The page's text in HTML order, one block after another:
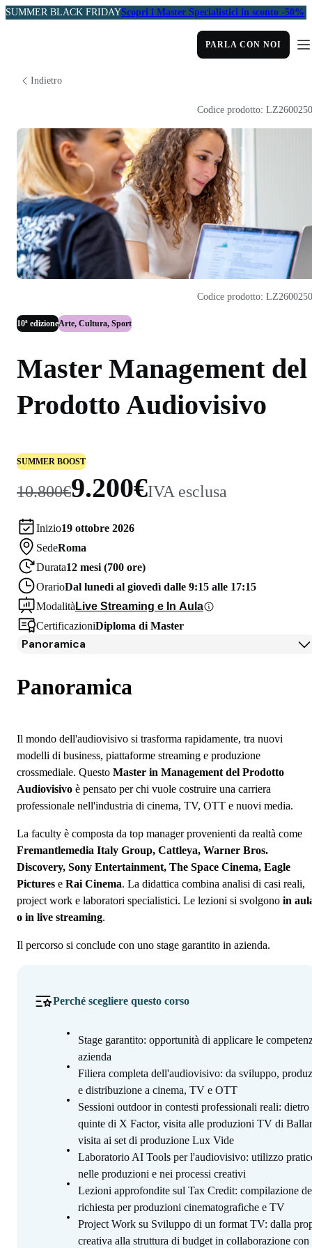
SUMMER BLACK FRIDAYScopri i Master Specialistici in sconto -50%
PARLA CON NOI
Indietro
10ª edizioneArte, Cultura, Sport
Master Management del
Prodotto Audiovisivo
SUMMER BOOST
10.800€9.200€IVA esclusa
Inizio19 ottobre 2026
SedeRoma
Durata12 mesi (700 ore)
OrarioDal lunedì al giovedì dalle 9:15 alle 17:15
Modalità Live Streaming e In Aula
CertificazioniDiploma di Master
Codice prodotto:
Codice prodotto:
Panoramica
Programma
Docenti
Testimonianze Alumni
Iscrizione
Borse di studio e finanziamenti
Open Day
Domande frequenti
Panoramica
Il mondo dell'audiovisivo si trasforma rapidamente, tra nuovi
modelli di business, piattaforme streaming e produzione
crossmediale. Questo Master in Management del Prodotto
Audiovisivo è pensato per chi vuole costruire una carriera
professionale nell'industria di cinema, TV, OTT e nuovi media.
La faculty è composta da top manager provenienti da realtà come
Fremantlemedia Italy Group, Cattleya, Warner Bros.
Discovery, Sony Entertainment, The Space Cinema, Eagle
Pictures e Rai Cinema. La didattica combina analisi di casi reali,
project work e laboratori specialistici. Le lezioni si svolgono in
o in live streaming.
Il percorso si conclude con uno stage garantito in azienda.
Perché scegliere questo corso
Stage garantito: opportunità di applicare le
azienda
Filiera completa dell'audiovisivo: da sviluppo,
e distribuzione a cinema, TV e OTT
Sessioni outdoor in contesti professionali reali: dietro
quinte di X Factor, visita alle produzioni TV di
visita ai set di produzione Lux Vide
Laboratorio AI Tools per l'audiovisivo: utilizzo
nelle produzioni e nei processi creativi
Lezioni approfondite sul Tax Credit: compilazione
richiesta per produzioni cinematografiche e TV
Project Work su Sviluppo di un format TV: dalla
creativa alla struttura di budget in collaborazione con